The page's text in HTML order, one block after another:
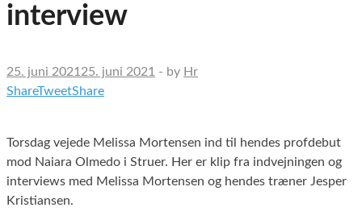
interview
25. juni 2021 25. juni 2021 - by Hr
ShareTweetShare
Torsdag vejede Melissa Mortensen ind til hendes profdebut
mod Naiara Olmedo i Struer. Her er klip fra indvejningen og
interviews med Melissa Mortensen og hendes træner Jesper
Kristiansen.